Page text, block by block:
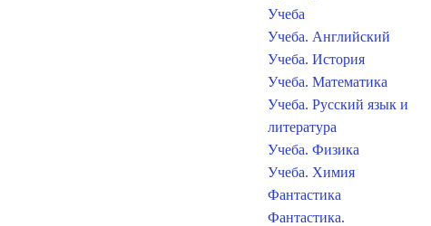
Учеба
Учеба. Английский
Учеба. История
Учеба. Математика
Учеба. Русский язык и
литература
Учеба. Физика
Учеба. Химия
Фантастика
Фантастика.